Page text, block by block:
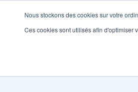
Nous stockons des cookies sur votre
Ces cookies sont utilisés afin d'optimiser